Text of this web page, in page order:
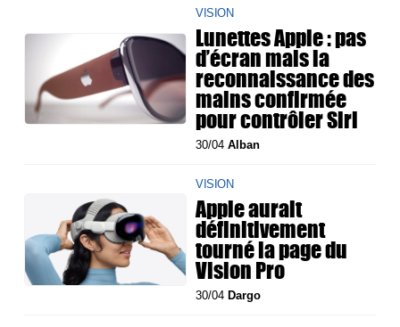
VISION
Lunettes Apple : pas
d’écran mais la
reconnaissance des
mains confirmée
pour contrôler Siri
30/04Alban
VISION
Apple aurait
définitivement
tourné la page du
Vision Pro
30/04 Dargo